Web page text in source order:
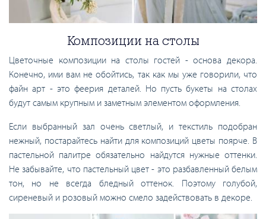
Композиции на столы
Цветочные композиции на столы гостей - основа декора.
Конечно, ими вам не обойтись, так как мы уже говорили, что
файн арт - это феерия деталей. Но пусть букеты на столах
будут самым крупным и заметным элементом оформления.
Если выбранный зал очень светлый, и текстиль подобран
нежный, постарайтесь найти для композиций цветы поярче. В
пастельной палитре обязательно найдутся нужные оттенки.
Не забывайте, что пастельный цвет - это разбавленный белым
тон, но не всегда бледный оттенок. Поэтому голубой,
сиреневый и розовый можно смело задействовать в декоре.